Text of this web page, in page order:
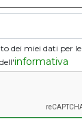
dei miei dati per le
informativa